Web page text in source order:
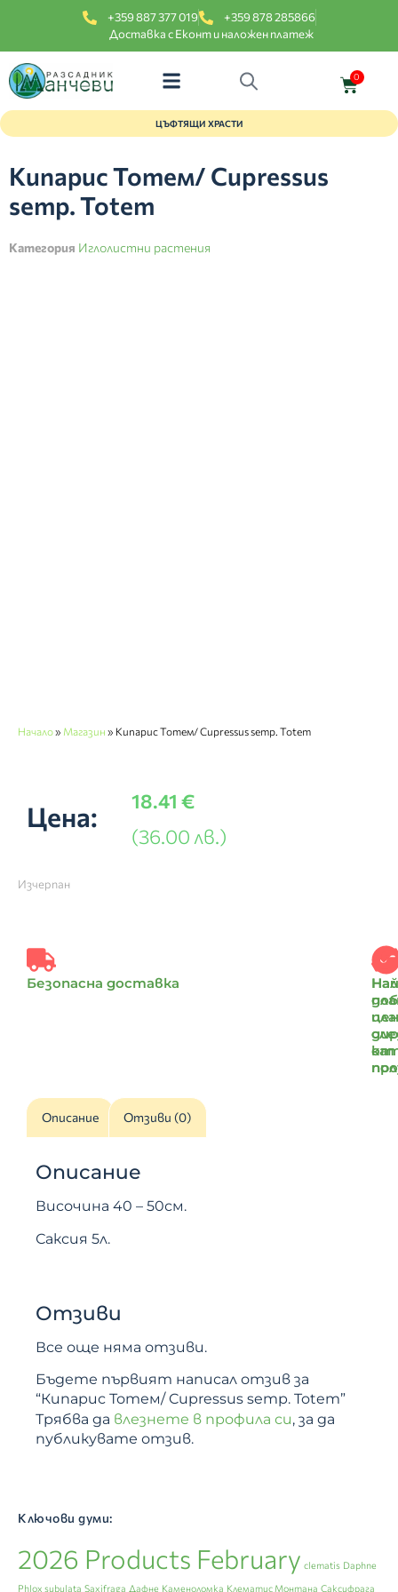
+359 887 377 019
+359 878 285866
Доставка с Еконт и наложен платеж
0
ЦЪФТЯЩИ ХРАСТИ
Кипарис Тотем/ Cupressus
semp. Totem
Категория Иглолистни растения
Начало» Магазин » Кипарис Тотем/ Cupressus semp. Totem
Цена: 18.41€
(36.00 лв.)
Изчерпан
Безопасна доставка
от
Описание Отзиви (0)
Описание
Височина 40 – 50см.
Саксия 5л.
Отзиви
Все още няма отзиви.
Бъдете първият написал отзив за
“Кипарис Тотем/ Cupressus semp. Totem”
Трябва да влезнете в профила си, за да
публикувате отзив.
Ключови думи:
2026 Products February clematis Daphne
Phlox subulata Saxifraga Дафне Каменоломка Клематис Монтана Саксифрага